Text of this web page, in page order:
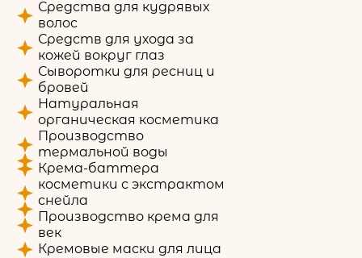
Средства для кудрявых
волос
Средств для ухода за
кожей вокруг глаз
Сыворотки для ресниц и
бровей
Натуральная
органическая косметика
Производство
термальной воды
Крема-баттера
косметики с экстрактом
снейла
Производство крема для
век
Кремовые маски для лица